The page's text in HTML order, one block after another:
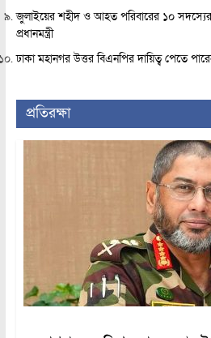
জুলাইয়ের শহীদ ও আহত পরিবারের ১০ সদস্যের
প্রধানমন্ত্রী
ঢাকা মহানগর উত্তর বিএনপির দায়িত্ব পেতে
প্রতিরক্ষা